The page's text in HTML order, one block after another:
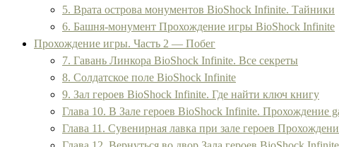
5. Врата острова монументов BioShock Infinite. Тайники
6. Башня-монумент Прохождение игры BioShock Infinite
Прохождение игры. Часть 2 — Побег
7. Гавань Линкора BioShock Infinite. Все секреты
8. Солдатское поле BioShock Infinite
9. Зал героев BioShock Infinite. Где найти ключ книгу
Глава 10. В Зале героев BioShock Infinite. Прохождение
Глава 11. Сувенирная лавка при зале героев